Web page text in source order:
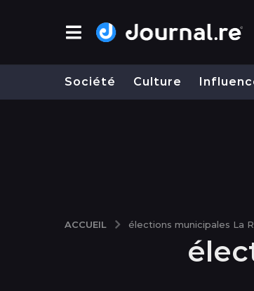
Société Culture
ACCUEIL élections municipales La